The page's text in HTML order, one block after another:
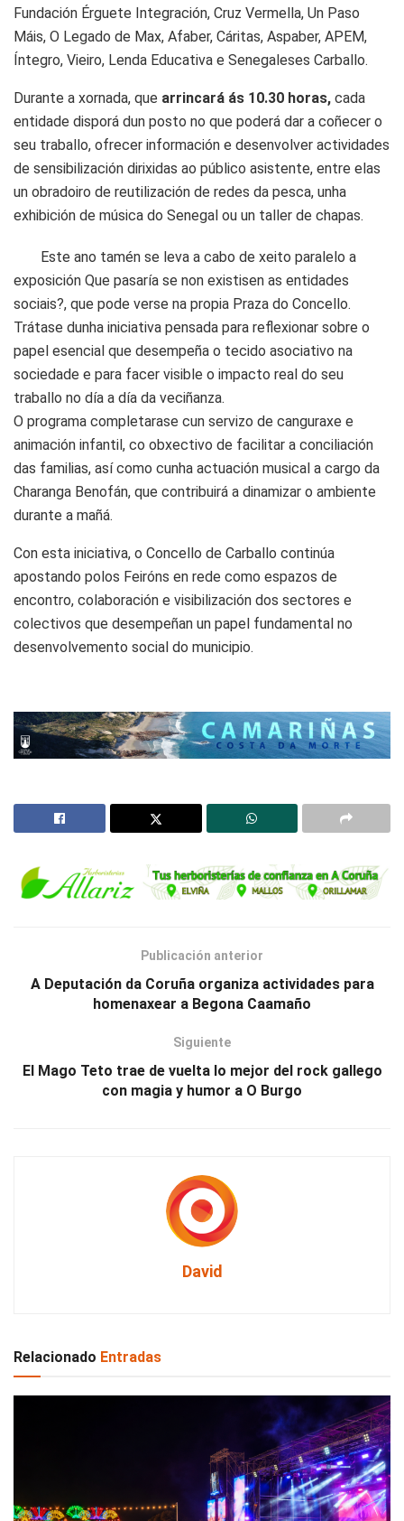
Fundación Érguete Integración, Cruz Vermella, Un Paso
Máis, O Legado de Max, Afaber, Cáritas, Aspaber, APEM,
Íntegro, Vieiro, Lenda Educativa e Senegaleses Carballo.
Durante a xornada, que arrincará ás 10.30 horas, cada
entidade disporá dun posto no que poderá dar a coñecer o
seu traballo, ofrecer información e desenvolver actividades
de sensibilización dirixidas ao público asistente, entre elas
un obradoiro de reutilización de redes da pesca, unha
exhibición de música do Senegal ou un taller de chapas.
Este ano tamén se leva a cabo de xeito paralelo a
exposición Que pasaría se non existisen as entidades
sociais?, que pode verse na propia Praza do Concello.
Trátase dunha iniciativa pensada para reflexionar sobre o
papel esencial que desempeña o tecido asociativo na
sociedade e para facer visible o impacto real do seu
traballo no día a día da veciñanza.
O programa completarase cun servizo de canguraxe e
animación infantil, co obxectivo de facilitar a conciliación
das familias, así como cunha actuación musical a cargo da
Charanga Benofán, que contribuirá a dinamizar o ambiente
durante a mañá.
Con esta iniciativa, o Concello de Carballo continúa
apostando polos Feiróns en rede como espazos de
encontro, colaboración e visibilización dos sectores e
colectivos que desempeñan un papel fundamental no
desenvolvemento social do municipio.
Publicación anterior
A Deputación da Coruña organiza actividades para
homenaxear a Begona Caamaño
Siguiente
El Mago Teto trae de vuelta lo mejor del rock gallego
con magia y humor a O Burgo
David
Relacionado Entradas